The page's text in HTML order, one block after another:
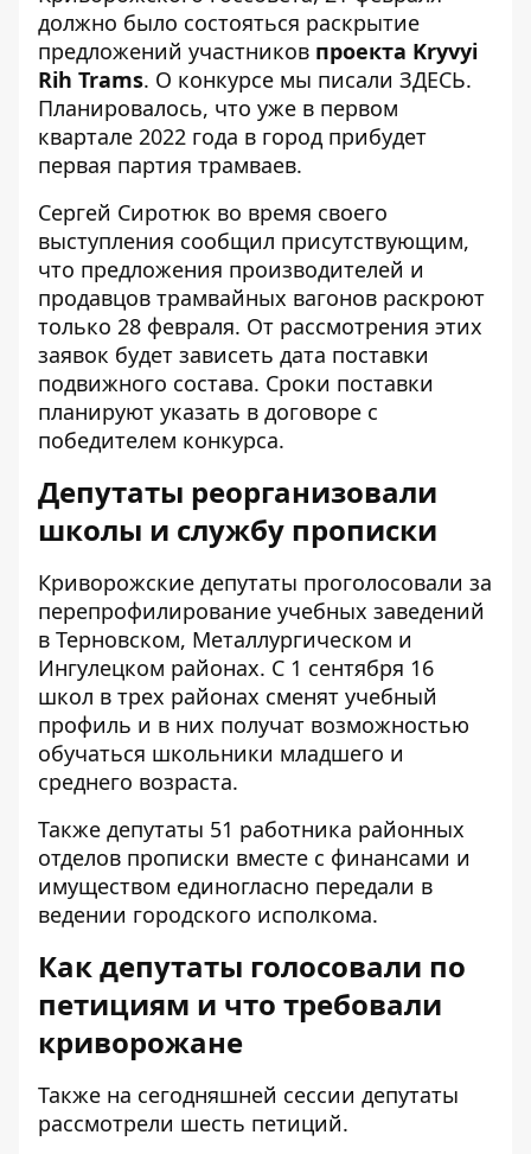
должно было состояться раскрытие
предложений участников проекта Kryvyi
Rih Trams. О конкурсе мы писали ЗДЕСЬ.
Планировалось, что уже в первом
квартале 2022 года в город прибудет
первая партия трамваев.
Сергей Сиротюк во время своего
выступления сообщил присутствующим,
что предложения производителей и
продавцов трамвайных вагонов раскроют
только 28 февраля. От рассмотрения этих
заявок будет зависеть дата поставки
подвижного состава. Сроки поставки
планируют указать в договоре с
победителем конкурса.
Депутаты реорганизовали
школы и службу прописки
Криворожские депутаты проголосовали за
перепрофилирование учебных заведений
в Терновском, Металлургическом и
Ингулецком районах. С 1 сентября 16
школ в трех районах сменят учебный
профиль и в них получат возможностью
обучаться школьники младшего и
среднего возраста.
Также депутаты 51 работника районных
отделов прописки вместе с финансами и
имуществом единогласно передали в
ведении городского исполкома.
Как депутаты голосовали по
петициям и что требовали
криворожане
Также на сегодняшней сессии депутаты
рассмотрели шесть петиций.